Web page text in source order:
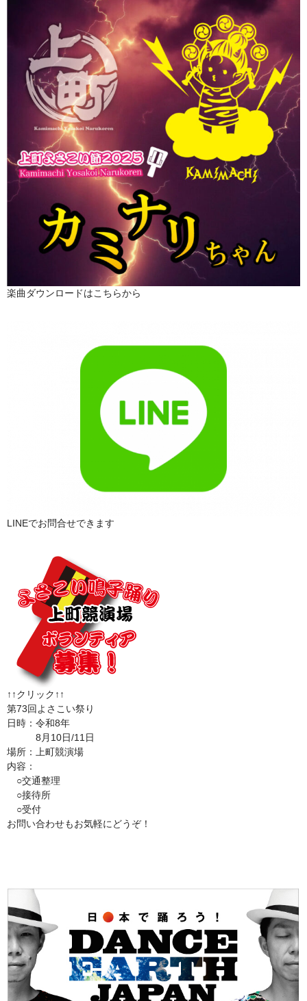
楽曲ダウンロードはこちらから
LINEでお問合せできます
↑↑クリック↑↑
第73回よさこい祭り
日時：令和8年
8月10日/11日
場所：上町競演場
内容：
○交通整理
○接待所
○受付
お問い合わせもお気軽にどうぞ！